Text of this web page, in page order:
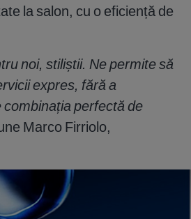
la salon, cu o eficiență de
noi, stiliștii. Ne permite să
expres, fără a
perfectă de
Marco Firriolo,